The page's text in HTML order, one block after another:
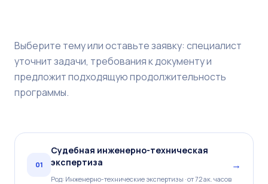
Выберите тему или оставьте заявку: специалист
уточнит задачи, требования к документу и
предложит подходящую продолжительность
программы.
01
Судебная инженерно-техническая
экспертиза
Род: Инженерно-технические экспертизы · от 72 ак. часов
→